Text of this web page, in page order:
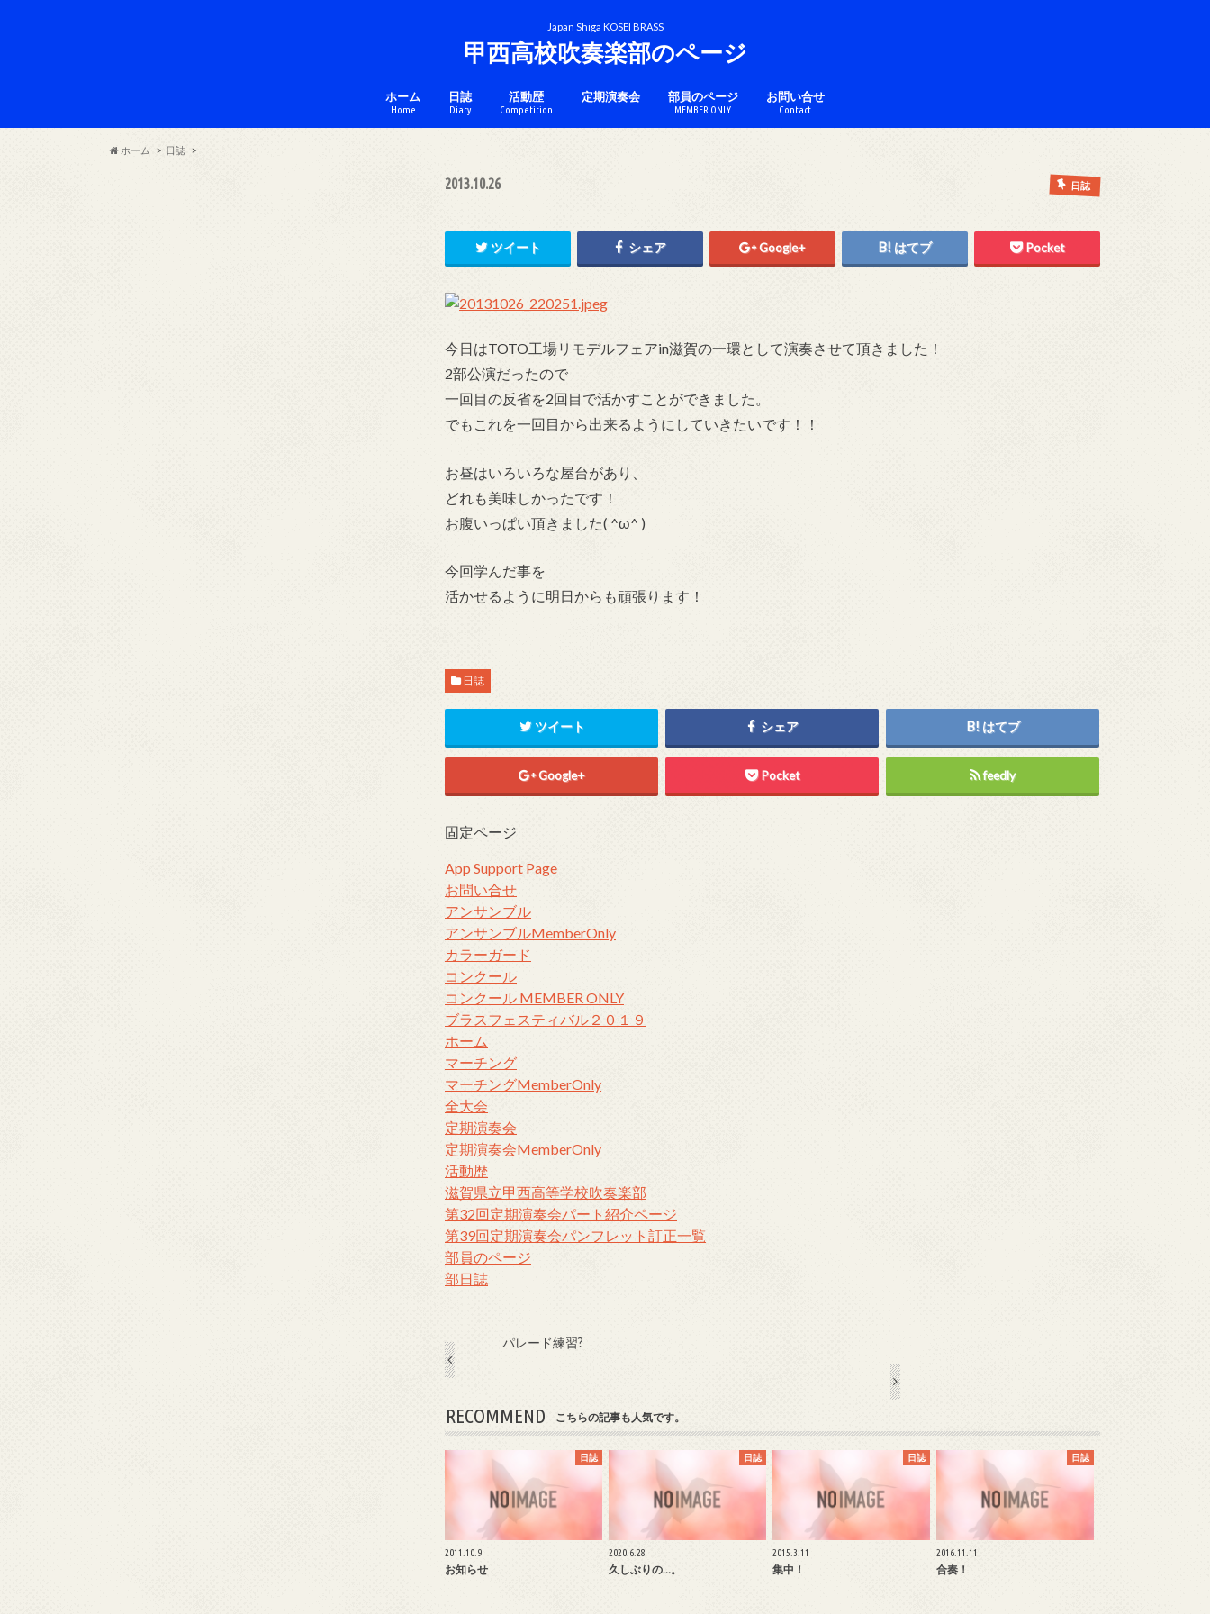
Japan Shiga KOSEI BRASS
甲西高校吹奏楽部のページ
ホーム
Home
日誌
Diary
活動歴
Competition
定期演奏会
チケットのページ
部員のページ
MEMBER ONLY
お問い合せ
Contact
ホーム 日誌
2013.10.26 日誌
ツイート シェア Google+ はてブ Pocket
今日はTOTO工場リモデルフェアin滋賀の一環として演奏させて頂きました！
2部公演だったので
一回目の反省を2回目で活かすことができました。
でもこれを一回目から出来るようにしていきたいです！！
お昼はいろいろな屋台があり、
どれも美味しかったです！
お腹いっぱい頂きました( ^ω^ )
今回学んだ事を
活かせるように明日からも頑張ります！
日誌
ツイート シェア はてブ
Google+ Pocket feedly
固定ページ
App Support Page
お問い合せ
アンサンブル
アンサンブルMemberOnly
カラーガード
コンクール
コンクール MEMBER ONLY
ブラスフェスティバル２０１９
ホーム
マーチング
マーチングMemberOnly
全大会
定期演奏会
定期演奏会MemberOnly
活動歴
滋賀県立甲西高等学校吹奏楽部
第32回定期演奏会パート紹介ページ
第39回定期演奏会パンフレット訂正一覧
部員のページ
部日誌
パレード練習?
RECOMMEND こちらの記事も人気です。
日誌
2011.10.9
お知らせ
日誌
2020.6.28
久しぶりの…。
日誌
2015.3.11
集中！
日誌
2016.11.11
合奏！